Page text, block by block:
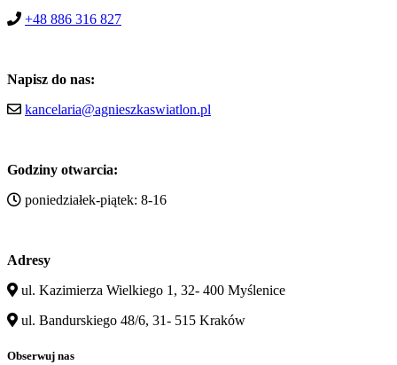
+48 886 316 827
Napisz do nas:
kancelaria@agnieszkaswiatlon.pl
Godziny otwarcia:
poniedziałek-piątek: 8-16
Adresy
ul. Kazimierza Wielkiego 1, 32- 400 Myślenice
ul. Bandurskiego 48/6, 31- 515 Kraków
Obserwuj nas